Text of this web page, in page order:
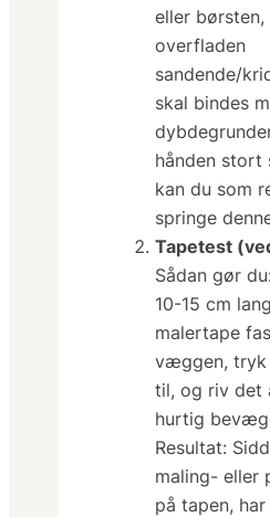
eller børsten,
overfladen
sandende/
skal bindes
hånden stort
kan du som
springe
Tapetest
Sådan gør
10-15 cm
malertape
væggen,
til, og riv det
hurtig
Resultat:
maling- eller
på tapen,